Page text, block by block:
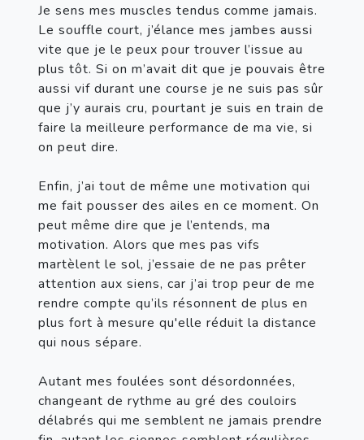
Je sens mes muscles tendus comme jamais.
Le souffle court, j’élance mes jambes aussi
vite que je le peux pour trouver l’issue au
plus tôt. Si on m’avait dit que je pouvais être
aussi vif durant une course je ne suis pas sûr
que j’y aurais cru, pourtant je suis en train de
faire la meilleure performance de ma vie, si
on peut dire.
Enfin, j’ai tout de même une motivation qui
me fait pousser des ailes en ce moment. On
peut même dire que je l’entends, ma
motivation. Alors que mes pas vifs
martèlent le sol, j’essaie de ne pas prêter
attention aux siens, car j’ai trop peur de me
rendre compte qu’ils résonnent de plus en
plus fort à mesure qu'elle réduit la distance
qui nous sépare.
Autant mes foulées sont désordonnées,
changeant de rythme au gré des couloirs
délabrés qui me semblent ne jamais prendre